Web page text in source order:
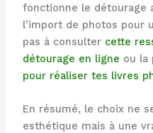
fonctionne le détourage
l’import de photos pour
pas à consulter cette
détourage en ligne ou la
pour réaliser tes livres
En résumé, le choix ne
esthétique mais à une